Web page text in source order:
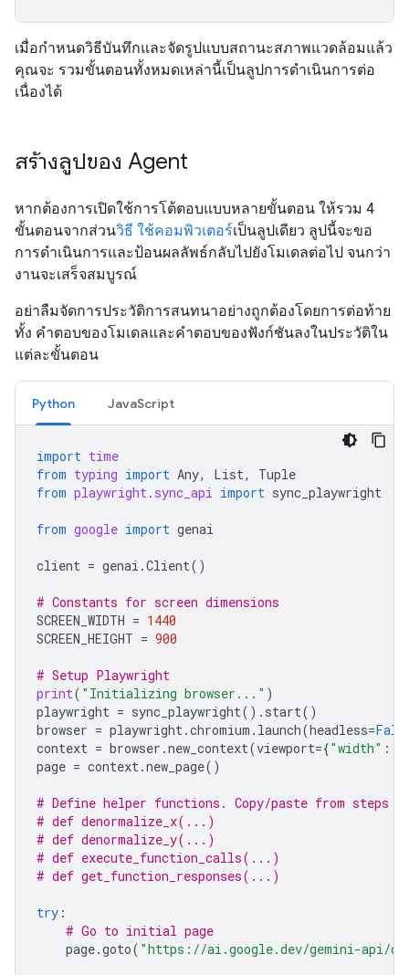
เมื่อกำหนดวิธีบันทึกและจัดรูปแบบสถานะสภาพแวดล้อมแล้ว
คุณจะ รวมขั้นตอนทั้งหมดเหล่านี้เป็นลูปการดำเนินการต่อ
เนื่องได้
สร้างลูปของ Agent
หากต้องการเปิดใช้การโต้ตอบแบบหลายขั้นตอน ให้รวม 4
ขั้นตอนจากส่วนวิธี ใช้คอมพิวเตอร์เป็นลูปเดียว ลูปนี้จะขอ
การดำเนินการและป้อนผลลัพธ์กลับไปยังโมเดลต่อไป จนกว่า
งานจะเสร็จสมบูรณ์
อย่าลืมจัดการประวัติการสนทนาอย่างถูกต้องโดยการต่อท้าย
ทั้ง คำตอบของโมเดลและคำตอบของฟังก์ชันลงในประวัติใน
แต่ละขั้นตอน
Python JavaScript
import time
from typing import Any, List,
Tuple
from playwright.sync_api import sync_playwright
from google import genai
client = genai .Client()
# Constants for screen dimensions
SCREEN_WIDTH = 1440
SCREEN_HEIGHT = 900
# Setup Playwright
print( "Initializing browser..." )
playwright = sync_playwright() . start()
browser = playwright.chromium . launch(headless=
context = browser .new_context(viewport={"width" :
page = context.new_page()
# Define helper functions. Copy/paste from steps 3
# def denormalize_x(...)
# def denormalize_y(...)
# def execute_function_calls(...)
# def get_function_responses(...)
try :
# Go to initial page
page.goto( "https://ai.google.dev/gemini-api/